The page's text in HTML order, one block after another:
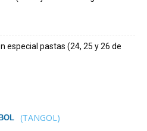
especial pastas (24, 25 y 26 de
(TANGOL)